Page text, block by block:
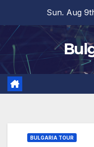
content
Sun. Aug
BULGARIA TOUR